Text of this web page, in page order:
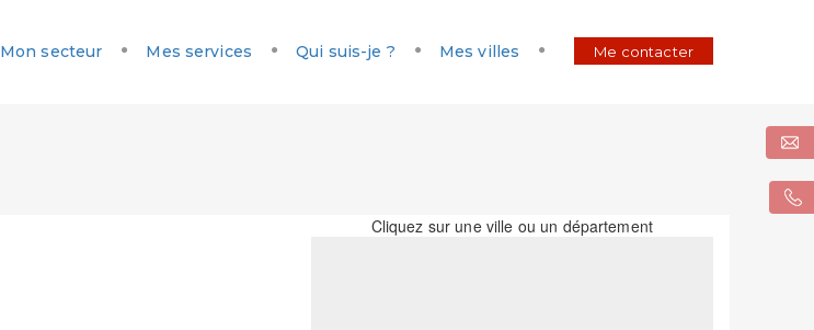
Mon secteur Mes services Qui suis-je ? Mes villes Me contacter
Cliquez sur une ville ou un département